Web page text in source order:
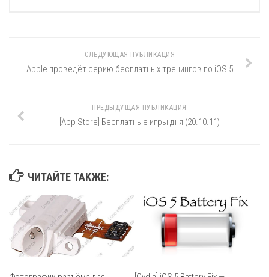
СЛЕДУЮЩАЯ ПУБЛИКАЦИЯ
Apple проведёт серию бесплатных тренингов по iOS 5
ПРЕДЫДУЩАЯ ПУБЛИКАЦИЯ
[App Store] Бесплатные игры дня (20.10.11)
ЧИТАЙТЕ ТАКЖЕ: